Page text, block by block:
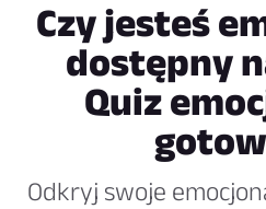
Czy jesteś
dostępny
Quiz
Odkryj swoje